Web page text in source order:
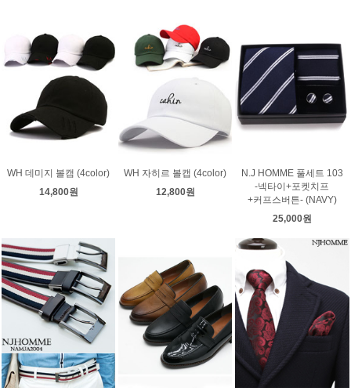
WH 데미지 볼캠 (4color)
14,800원
WH 자히르 볼캡 (4color)
12,800원
N.J HOMME 풀세트 103
-넥타이+포켓치프
+커프스버튼- (NAVY)
25,000원